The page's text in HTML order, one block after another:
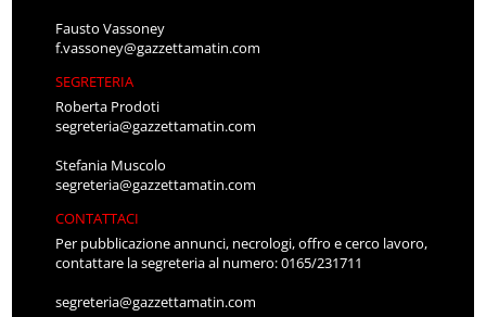
Fausto Vassoney
f.vassoney@gazzettamatin.com
SEGRETERIA
Roberta Prodoti
segreteria@gazzettamatin.com
Stefania Muscolo
segreteria@gazzettamatin.com
CONTATTACI
Per pubblicazione annunci, necrologi, offro e cerco lavoro,
contattare la segreteria al numero: 0165/231711
segreteria@gazzettamatin.com